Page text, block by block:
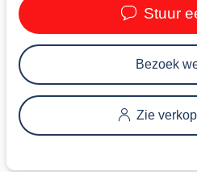
Stuur
Bezoek
Zie